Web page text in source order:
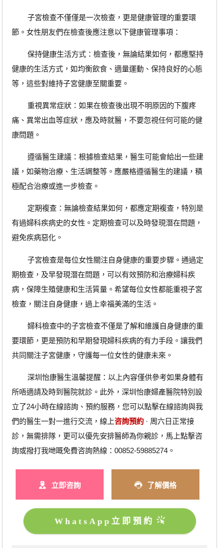
子宮檢查不僅僅是一次檢查，更是健康管理的重要環
節。女性朋友們在檢查後應注意以下健康管理事項：
保持健康生活方式：檢查後，無論結果如何，都應堅持
健康的生活方式，如均衡飲食、適量運動、保持良好的心態
等，這些對維持子宮健康至關重要。
重視異常症狀：如果在檢查後出現不明原因的下腹疼
痛、異常出血等症狀，應及時就醫，不要忽視任何可能的健
康問題。
遵循醫生建議：根據檢查結果，醫生可能會給出一些建
議，如藥物治療、生活調整等。應嚴格遵循醫生的建議，積
極配合治療或進一步檢查。
定期複查：無論檢查結果如何，都應定期複查，特別是
有過婦科疾病史的女性。定期檢查可以及時發現潛在問題，
避免疾病惡化。
子宮檢查是每位女性關注自身健康的重要步驟。通過定
期檢查，及早發現潛在問題，可以有效預防和治療婦科疾
病，保障生殖健康和生活質量。希望每位女性都能重視子宮
檢查，關注自身健康，過上幸福美滿的生活。
婦科檢查中的子宮檢查不僅是了解和維護自身健康的重
要環節，更是預防和早期發現婦科疾病的有力手段。讓我們
共同關注子宮健康，守護每一位女性的健康未來。
深圳怡康醫生溫馨提醒：以上內容僅供參考如果身體有
所唔適請及時到醫院就診。此外，深圳怡康婦產醫院特別設
立了24小時在線諮詢、預約服務，您可以點擊在線諮詢與我
們的醫生一對一進行交流，線上咨詢預約· ‎周六日正常接
診，無需排隊，更可以優先安排醫師為你親診，馬上點擊咨
詢或撥打我哋嘅免費咨詢熱線：00852-59885274。
立即咨詢 了解價格
WhatsApp立即預約